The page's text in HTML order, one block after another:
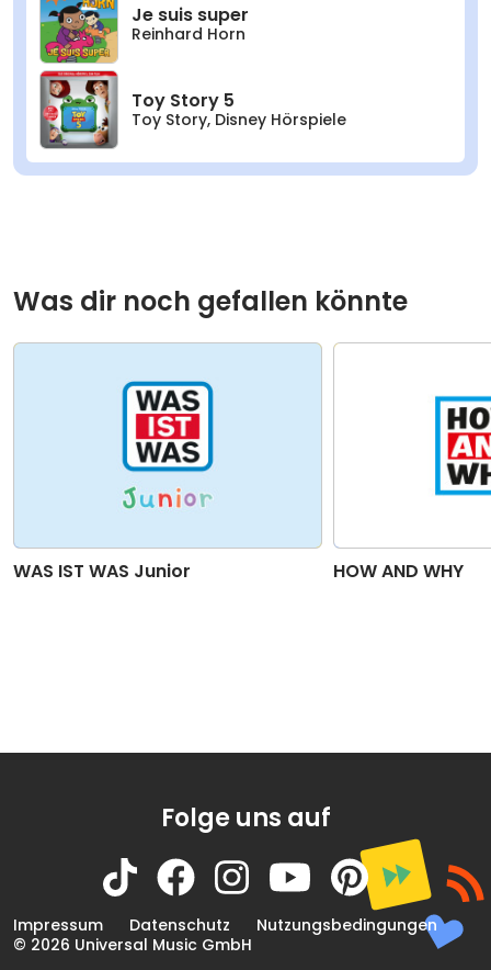
Je suis super
Reinhard Horn
Toy Story 5
Toy Story, Disney Hörspiele
Was dir noch gefallen könnte
WAS IST WAS Junior HOW AND WHY
Folge uns auf
Impressum Datenschutz
Nutzungsbedingungen
© 2026 Universal Music GmbH